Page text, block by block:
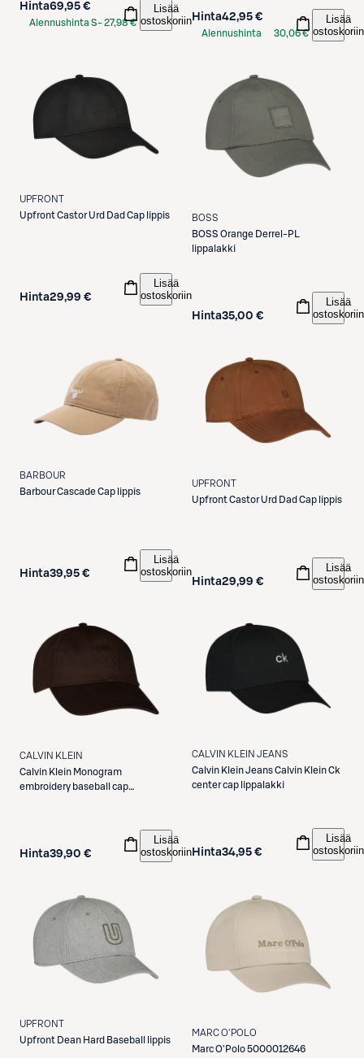
Hinta69,95 €
Alennushinta S-27,98 €
Lisää
ostoskoriin Hinta42,95 €
Alennushinta
30,06 €
Lisää
ostoskoriin
UPFRONT
UpfrontCastor Urd Dad Cap lippis
Hinta29,99 €
Lisää
ostoskoriin
BOSS
BOSS Orange Derrel-PL
lippalakki
Hinta35,00 €
Lisää
ostoskoriin
BARBOUR
BarbourCascade Cap lippis
Hinta39,95 €
Lisää
ostoskoriin
UPFRONT
UpfrontCastor Urd Dad Cap lippis
Hinta29,99 €
Lisää
ostoskoriin
CALVIN KLEIN
Calvin Klein Monogram
embroidery baseball cap
Hinta39,90 €
Lisää
ostoskoriin
CALVIN KLEIN JEANS
Calvin Klein JeansCalvin Klein Ck
center cap lippalakki
Hinta34,95 €
Lisää
ostoskoriin
UPFRONT
Upfront Dean Hard Baseball lippis
MARC O'POLO
Marc O'Polo5000012646